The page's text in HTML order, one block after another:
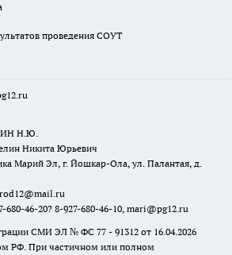
проведения СОУТ
Н.Ю.
Никита Юрьевич
Марий Эл, г. Йошкар-Ола, ул. Палантая, д.
46-20? 8-927-680-46-10, mari@pg12.ru
СМИ ЭЛ № ФС 77 - 91312 от 16.04.2026
РФ. При частичном или полном